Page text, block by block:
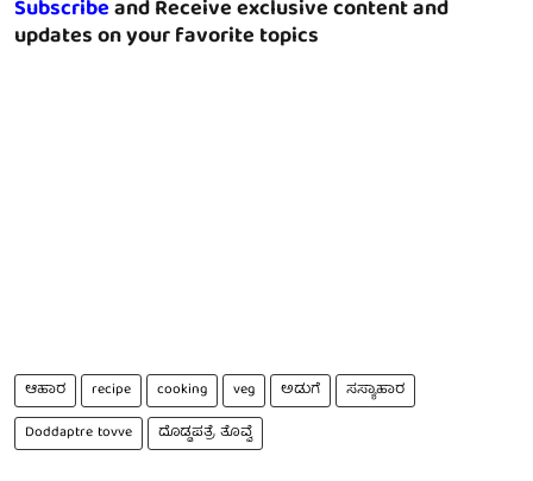
Subscribeand Receive exclusive content and
updates on your favorite topics
ಆಹಾರ recipe cooking veg ಅಡುಗೆ
ಸಸ್ಯಾಹಾರ
Doddaptre tovve
ದೊಡ್ಡಪತ್ರೆ ತೊವ್ವೆ